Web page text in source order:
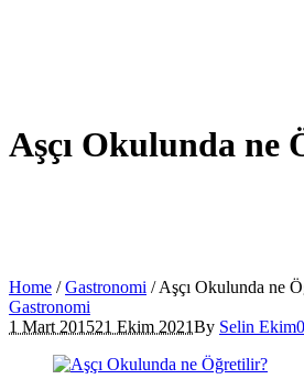
Aşçı Okulunda ne
Home /Gastronomi /Aşçı Okulunda ne
Gastronomi
1 Mart 201521 Ekim 2021By Selin Ekim